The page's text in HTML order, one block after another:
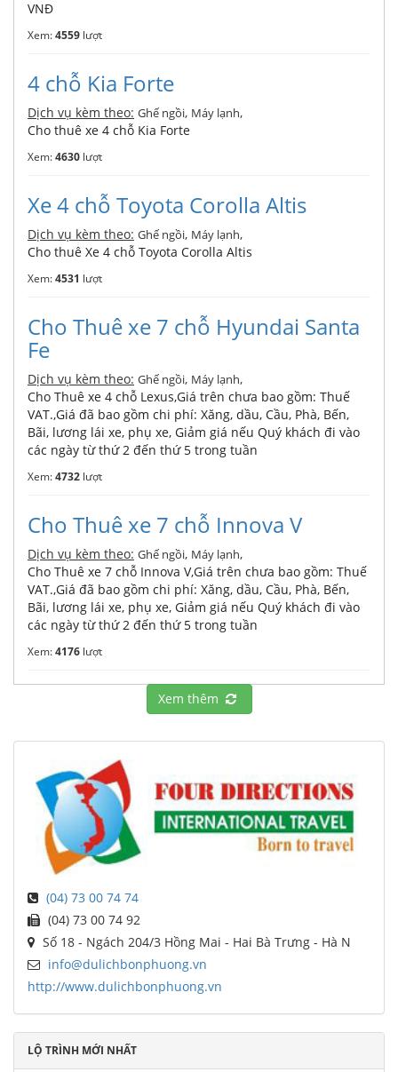
VNĐ
Xem:4559 lượt
4 chỗ Kia Forte
Dịch vụ kèm theo: Ghế ngồi, Máy lạnh,
Cho thuê xe 4 chỗ Kia Forte
Xem:4630 lượt
Xe 4 chỗ Toyota Corolla Altis
Dịch vụ kèm theo: Ghế ngồi, Máy lạnh,
Cho thuê Xe 4 chỗ Toyota Corolla Altis
Xem:4531 lượt
Cho Thuê xe 7 chỗ Hyundai Santa
Fe
Dịch vụ kèm theo: Ghế ngồi, Máy lạnh,
Cho Thuê xe 4 chỗ Lexus,Giá trên chưa bao gồm: Thuế
VAT.,Giá đã bao gồm chi phí: Xăng, dầu, Cầu, Phà, Bến,
Bãi, lương lái xe, phụ xe, Giảm giá nếu Quý khách đi vào
các ngày từ thứ 2 đến thứ 5 trong tuần
Xem:4732 lượt
Cho Thuê xe 7 chỗ Innova V
Dịch vụ kèm theo: Ghế ngồi, Máy lạnh,
Cho Thuê xe 7 chỗ Innova V,Giá trên chưa bao gồm: Thuế
VAT.,Giá đã bao gồm chi phí: Xăng, dầu, Cầu, Phà, Bến,
Bãi, lương lái xe, phụ xe, Giảm giá nếu Quý khách đi vào
các ngày từ thứ 2 đến thứ 5 trong tuần
Xem:4176 lượt
Xem thêm
(04) 73 00 74 74
(04) 73 00 74 92
Số 18 - Ngách 204/3 Hồng Mai - Hai Bà Trưng - Hà N
info@dulichbonphuong.vn
http://www.dulichbonphuong.vn
LỘ TRÌNH MỚI NHẤT